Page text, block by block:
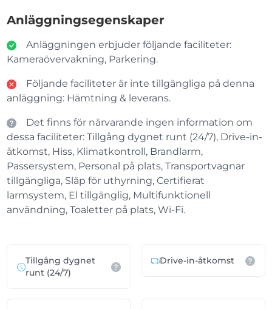
Anläggningsegenskaper
Anläggningen erbjuder följande faciliteter:
Kameraövervakning, Parkering.
Följande faciliteter är inte tillgängliga på denna
anläggning: Hämtning & leverans.
Det finns för närvarande ingen information om
dessa faciliteter: Tillgång dygnet runt (24/7), Drive-in-
åtkomst, Hiss, Klimatkontroll, Brandlarm,
Passersystem, Personal på plats, Transportvagnar
tillgängliga, Släp för uthyrning, Certifierat
larmsystem, El tillgänglig, Multifunktionell
användning, Toaletter på plats, Wi-Fi.
Tillgång dygnet
runt (24/7)
Drive-in-åtkomst